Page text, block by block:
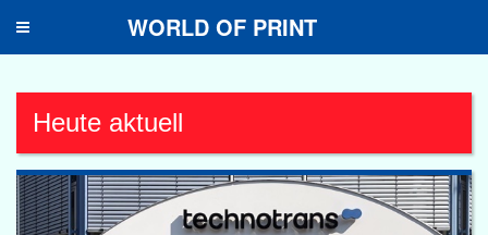
Toggle
WORLD OF PRINT
Heute aktuell